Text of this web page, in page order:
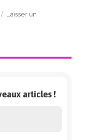
Laisser un
articles !